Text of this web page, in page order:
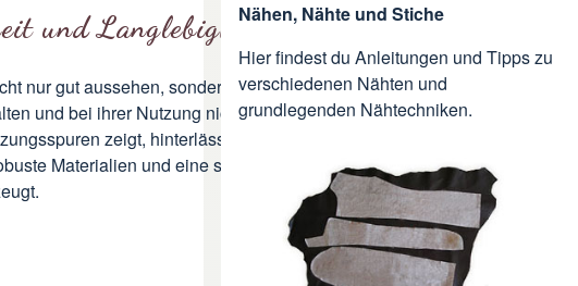
und Langlebigkeit
nur gut aussehen, sondern auch von hoher
und bei ihrer Nutzung nicht an Wert
zeigt, hinterlässt keinen positiven
Materialien und eine saubere
Nähen, Nähte und Stiche
Hier findest du Anleitungen und Tipps zu
verschiedenen Nähten und
grundlegenden Nähtechniken.